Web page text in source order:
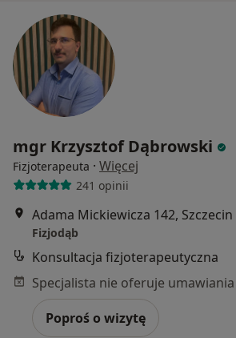
mgr Krzysztof Dąbrowski
Fizjoterapeuta · Więcej
241 opinii
Adama Mickiewicza 142, Szczecin
Fizjodąb
Konsultacja fizjoterapeutyczna
Poproś o wizytę